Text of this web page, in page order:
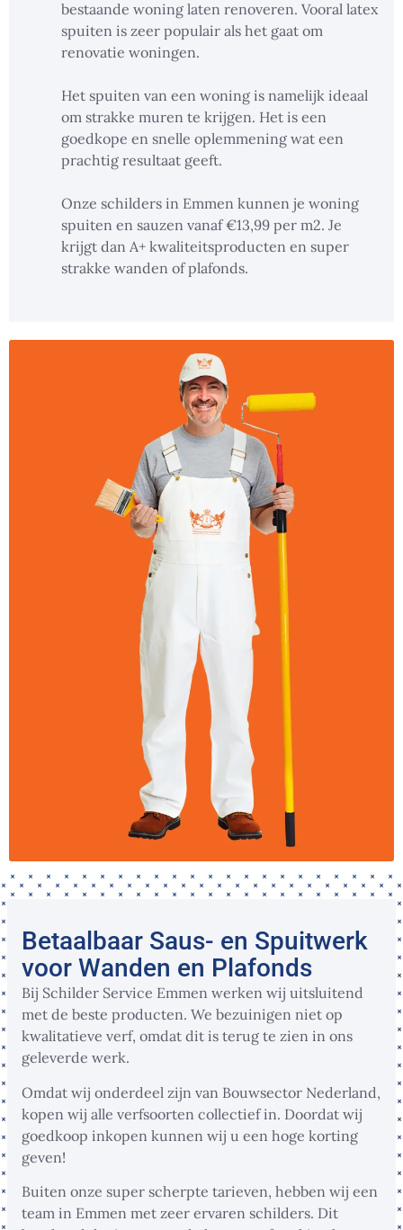
bestaande woning laten renoveren. Vooral latex
spuiten is zeer populair als het gaat om
renovatie woningen.
Het spuiten van een woning is namelijk ideaal
om strakke muren te krijgen. Het is een
goedkope en snelle oplemmening wat een
prachtig resultaat geeft.
Onze schilders in Emmen kunnen je woning
spuiten en sauzen vanaf €13,99 per m2. Je
krijgt dan A+ kwaliteitsproducten en super
strakke wanden of plafonds.
Betaalbaar Saus- en Spuitwerk
voor Wanden en Plafonds
Bij Schilder Service Emmen werken wij uitsluitend
met de beste producten. We bezuinigen niet op
kwalitatieve verf, omdat dit is terug te zien in ons
geleverde werk.
Omdat wij onderdeel zijn van Bouwsector Nederland,
kopen wij alle verfsoorten collectief in. Doordat wij
goedkoop inkopen kunnen wij u een hoge korting
geven!
Buiten onze super scherpte tarieven, hebben wij een
team in Emmen met zeer ervaren schilders. Dit